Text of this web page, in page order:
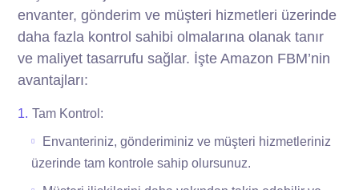
envanter, gönderim ve müşteri hizmetleri üzerinde
daha fazla kontrol sahibi olmalarına olanak tanır
ve maliyet tasarrufu sağlar. İşte Amazon FBM’nin
avantajları:
Tam Kontrol:
Envanteriniz, gönderiminiz ve müşteri hizmetleriniz
üzerinde tam kontrole sahip olursunuz.